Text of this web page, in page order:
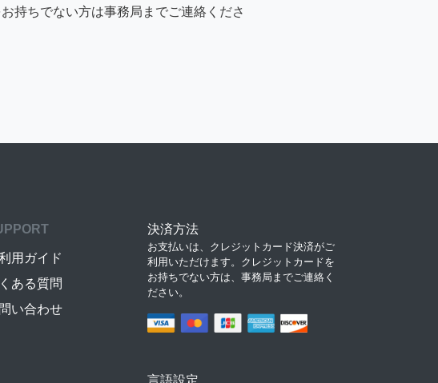
持ちでない方は事務局までご連絡くださ
用ガイド
ある質問
い合わせ
決済方法
お支払いは、クレジットカード決済がご
利用いただけます。クレジットカードを
お持ちでない方は、事務局までご連絡く
ださい。
言語設定